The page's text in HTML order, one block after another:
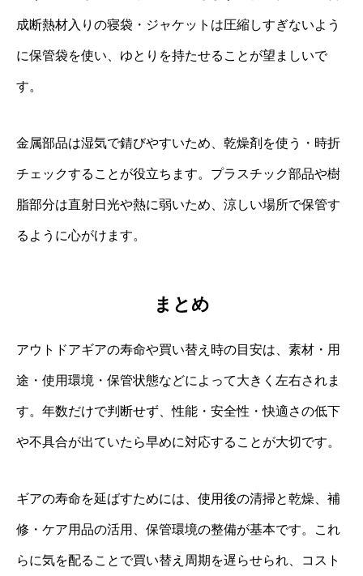
成断熱材入りの寝袋・ジャケットは圧縮しすぎないよう
に保管袋を使い、ゆとりを持たせることが望ましいで
す。
金属部品は湿気で錆びやすいため、乾燥剤を使う・時折
チェックすることが役立ちます。プラスチック部品や樹
脂部分は直射日光や熱に弱いため、涼しい場所で保管す
るように心がけます。
まとめ
アウトドアギアの寿命や買い替え時の目安は、素材・用
途・使用環境・保管状態などによって大きく左右されま
す。年数だけで判断せず、性能・安全性・快適さの低下
や不具合が出ていたら早めに対応することが大切です。
ギアの寿命を延ばすためには、使用後の清掃と乾燥、補
修・ケア用品の活用、保管環境の整備が基本です。これ
らに気を配ることで買い替え周期を遅らせられ、コスト